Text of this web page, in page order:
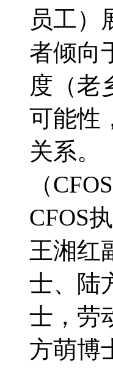
员工）
者倾向
度（老
可能性
关系
（
CFOS
王湘红
士、陆
士，劳
方萌博